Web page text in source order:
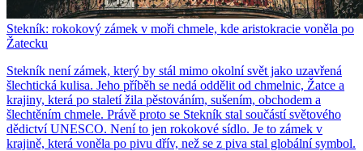
Stekník: rokokový zámek v moři chmele, kde aristokracie voněla po
Žatecku
Stekník není zámek, který by stál mimo okolní svět jako uzavřená
šlechtická kulisa. Jeho příběh se nedá oddělit od chmelnic, Žatce a
krajiny, která po staletí žila pěstováním, sušením, obchodem a
šlechtěním chmele. Právě proto se Stekník stal součástí světového
dědictví UNESCO. Není to jen rokokové sídlo. Je to zámek v
krajině, která voněla po pivu dřív, než se z piva stal globální symbol.